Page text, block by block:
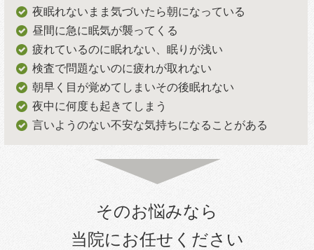
夜眠れないまま気づいたら朝になっている
昼間に急に眠気が襲ってくる
疲れているのに眠れない、眠りが浅い
検査で問題ないのに疲れが取れない
朝早く目が覚めてしまいその後眠れない
夜中に何度も起きてしまう
言いようのない不安な気持ちになることがある
そのお悩みなら
当院にお任せください